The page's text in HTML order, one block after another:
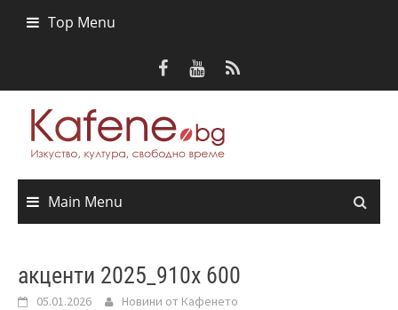
Top Menu
Main Menu
акценти 2025_910x 600
05.01.2026 Новини от Кафенето